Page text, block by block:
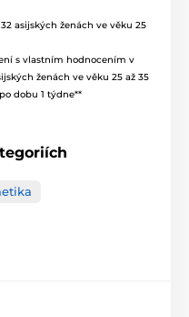
asijských ženách ve věku 25
s vlastním hodnocením v
ženách ve věku 25 až 35
dobu 1 týdne**